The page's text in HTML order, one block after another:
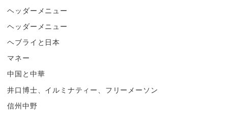
ヘッダーメニュー
ヘッダーメニュー
ヘブライと日本
マネー
中国と中華
井口博士、イルミナティー、フリーメーソン
信州中野